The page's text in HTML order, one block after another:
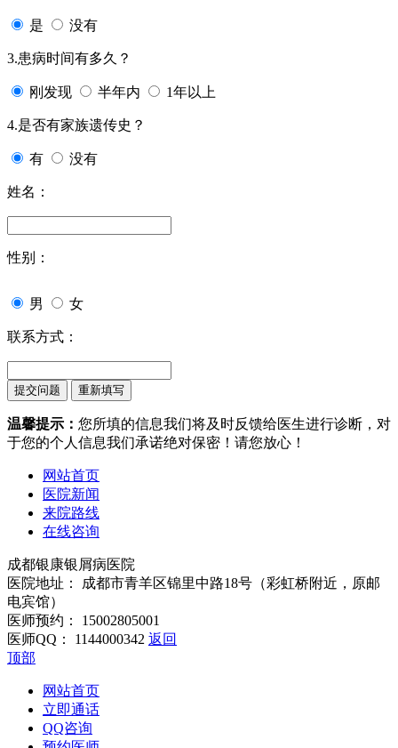
是 没有
3.患病时间有多久？
刚发现 半年内 1年以上
4.是否有家族遗传史？
有 没有
姓名：
性别：
男 女
联系方式：
温馨提示： 您所填的信息我们将及时反馈给医生进行诊断，对
于您的个人信息我们承诺绝对保密！请您放心！
网站首页
医院新闻
来院路线
在线咨询
成都银康银屑病医院
医院地址： 成都市青羊区锦里中路18号（彩虹桥附近，原邮
电宾馆）
医师预约： 15002805001
医师QQ： 1144000342 返回
顶部
网站首页
立即通话
QQ咨询